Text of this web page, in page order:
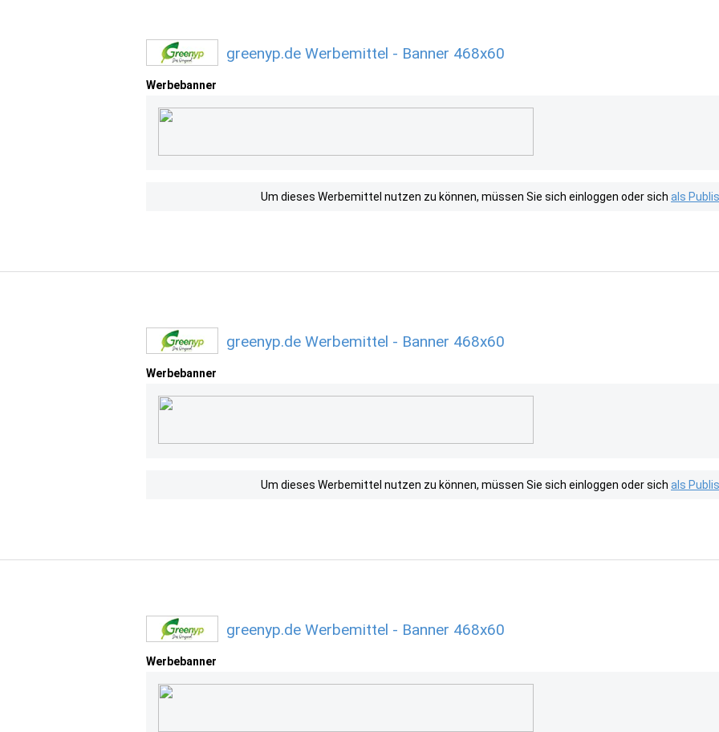
greenyp.de Werbemittel - Banner 468x60
Werbebanner
Um dieses Werbemittel nutzen zu können, müssen Sie sich einloggen oder sich als
greenyp.de Werbemittel - Banner 468x60
Werbebanner
Um dieses Werbemittel nutzen zu können, müssen Sie sich einloggen oder sich als
greenyp.de Werbemittel - Banner 468x60
Werbebanner